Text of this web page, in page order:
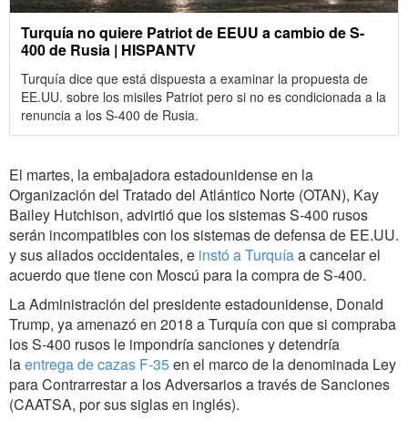
Turquía no quiere Patriot de EEUU a cambio de S-
400 de Rusia | HISPANTV
Turquía dice que está dispuesta a examinar la propuesta de
EE.UU. sobre los misiles Patriot pero si no es condicionada a la
renuncia a los S-400 de Rusia.
El martes, la embajadora estadounidense en la
Organización del Tratado del Atlántico Norte (OTAN), Kay
Bailey Hutchison, advirtió que los sistemas S-400 rusos
serán incompatibles con los sistemas de defensa de EE.UU.
y sus aliados occidentales, e instó a Turquíaa cancelar el
acuerdo que tiene con Moscú para la compra de S-400.
La Administración del presidente estadounidense, Donald
Trump, ya amenazó en 2018 a Turquía con que si compraba
los S-400 rusos le impondría sanciones y detendría
laentrega de cazas F-35en el marco de la denominada Ley
para Contrarrestar a los Adversarios a través de Sanciones
(CAATSA, por sus siglas en inglés).